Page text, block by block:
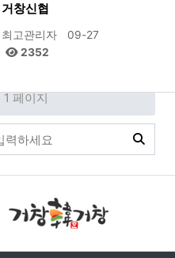
거창신협
최고관리자
09-27
2352
1 페이지